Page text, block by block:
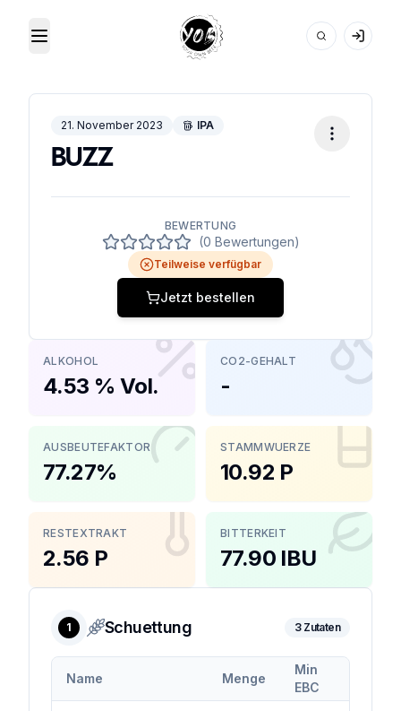
Toggle Menu Your Own Beer
21. November 2023 IPA
BUZZ
BEWERTUNG
(0 Bewertungen)
Teilweise verfügbar
Jetzt bestellen
ALKOHOL
4.53 % Vol.
CO2-GEHALT
-
AUSBEUTEFAKTOR
77.27%
STAMMWUERZE
10.92 P
RESTEXTRAKT
2.56 P
BITTERKEIT
77.90 IBU
1 Schuettung 3Zutaten
Name Menge
Min
EBC